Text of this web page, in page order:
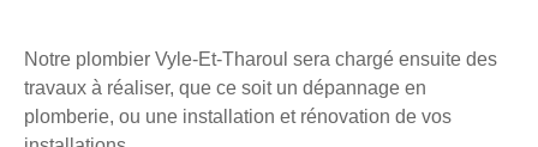
Notre plombier Vyle-Et-Tharoul sera chargé ensuite des
travaux à réaliser, que ce soit un dépannage en
plomberie, ou une installation et rénovation de vos